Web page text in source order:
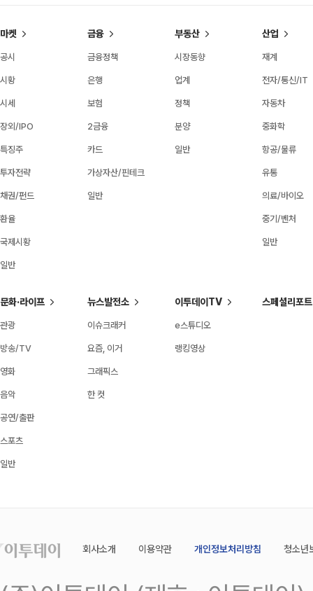
마켓
공시
시황
시세
장외/IPO
특징주
투자전략
채권/펀드
환율
국제시황
일반
금융
금융정책
은행
보험
2금융
카드
가상자산/핀테크
일반
부동산
시장동향
업계
정책
분양
일반
산업
재계
전자/통신/IT
자동차
중화학
항공/물류
유통
의료/바이오
중기/벤처
일반
문화·라이프
관광
방송/TV
영화
음악
공연/출판
스포츠
일반
뉴스발전소
이슈크래커
요즘, 이거
그래픽스
한 컷
이투데이TV
e스튜디오
랭킹영상
스페셜리포트
회사소개 이용약관 개인정보처리방침 청소년